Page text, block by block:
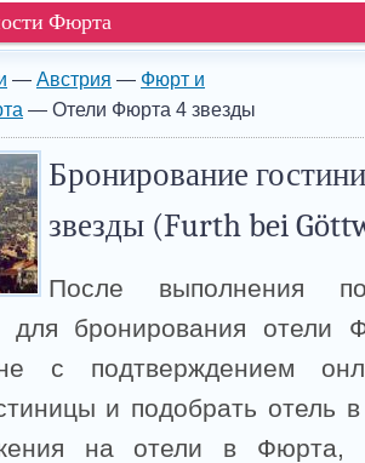
Фюрта
— Австрия — Фюрт и
— Отели Фюрта 4 звезды
Бронирование
звезды (Furth bei
После выполнения
для бронирования отели
с подтверждением
и подобрать отель
на отели в Фюрта,